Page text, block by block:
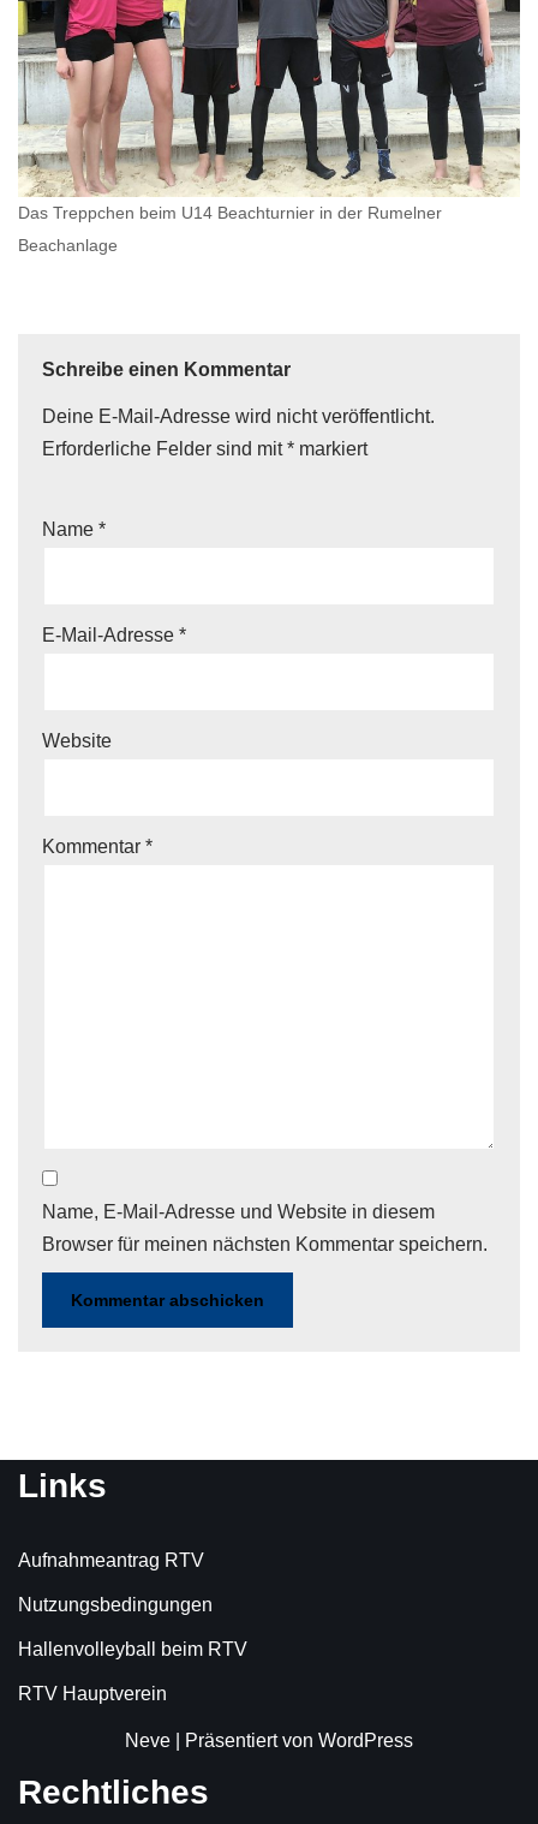
Das Treppchen beim U14 Beachturnier in der Rumelner
Beachanlage
Schreibe einen Kommentar
Deine E-Mail-Adresse wird nicht veröffentlicht.
Erforderliche Felder sind mit* markiert
Name *
E-Mail-Adresse *
Website
Kommentar *
Name, E-Mail-Adresse und Website in diesem
Browser für meinen nächsten Kommentar speichern.
Links
Aufnahmeantrag RTV
Nutzungsbedingungen
Hallenvolleyball beim RTV
RTV Hauptverein
Neve | Präsentiert von WordPress
Rechtliches